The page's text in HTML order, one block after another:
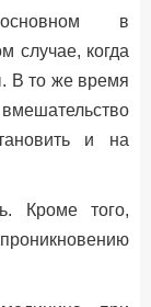
в
случае, когда
В то же время
и на
Кроме того,